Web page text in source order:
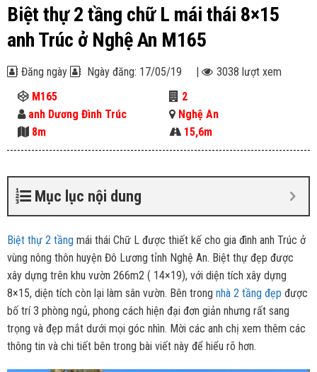
Biệt thự 2 tầng chữ L mái thái 8×15
anh Trúc ở Nghệ An M165
Đăng ngày Ngày đăng: 17/05/19 |
3038 lượt xem
M165
2
anh Dương Đình Trúc
Nghệ An
8m
15,6m
Mục lục nội dung
Biệt thự 2 tầng mái thái Chữ L được thiết kế cho gia đình anh Trúc ở
vùng nông thôn huyện Đô Lương tỉnh Nghệ An. Biệt thự đẹp được
xây dựng trên khu vườn 266m2 ( 14×19), với diện tích xây dựng
8×15, diện tích còn lại làm sân vườn. Bên trong nhà 2 tầng đẹp được
bố trí 3 phòng ngủ, phong cách hiện đại đơn giản nhưng rất sang
trọng và đẹp mắt dưới mọi góc nhìn. Mời các anh chị xem thêm các
thông tin và chi tiết bên trong bài viết này để hiểu rõ hơn.